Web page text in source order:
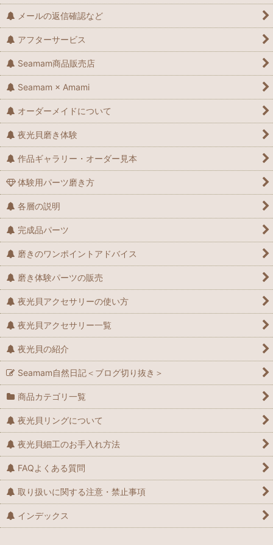
メールの返信確認など
アフターサービス
Seamam商品販売店
Seamam × Amami
オーダーメイドについて
夜光貝磨き体験
作品ギャラリー・オーダー見本
体験用パーツ磨き方
各層の説明
完成品パーツ
磨きのワンポイントアドバイス
磨き体験パーツの販売
夜光貝アクセサリーの使い方
夜光貝アクセサリー一覧
夜光貝の紹介
Seamam自然日記＜ブログ切り抜き＞
商品カテゴリ一覧
夜光貝リングについて
夜光貝細工のお手入れ方法
FAQよくある質問
取り扱いに関する注意・禁止事項
インデックス